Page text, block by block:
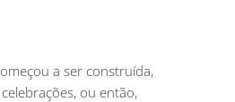
a ser construída,
ou então,